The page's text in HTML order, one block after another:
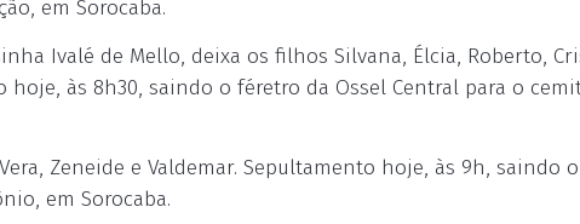
em Sorocaba.
Ivalé de Mello, deixa os filhos Silvana, Élcia, Roberto,
hoje, às 8h30, saindo o féretro da Ossel Central para o
Zeneide e Valdemar. Sepultamento hoje, às 9h, saindo
em Sorocaba.